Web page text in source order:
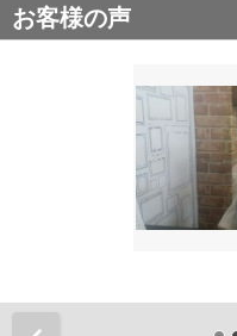
お客様の声